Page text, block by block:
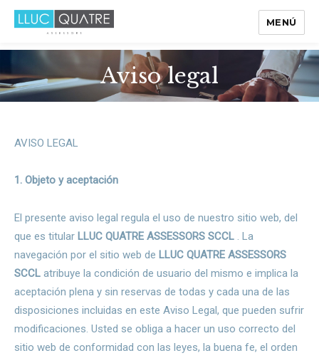
MENÚ
Aviso legal
AVISO LEGAL
1. Objeto y aceptación
El presente aviso legal regula el uso de nuestro sitio web, del
que es titular LLUC QUATRE ASSESSORS SCCL . La
navegación por el sitio web de LLUC QUATRE ASSESSORS
SCCL atribuye la condición de usuario del mismo e implica la
aceptación plena y sin reservas de todas y cada una de las
disposiciones incluidas en este Aviso Legal, que pueden sufrir
modificaciones. Usted se obliga a hacer un uso correcto del
sitio web de conformidad con las leyes, la buena fe, el orden